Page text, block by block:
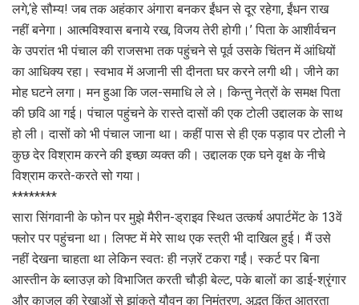
लगे,‘हे सौम्य! जब तक अहंकार अंगारा बनकर ईंधन से दूर रहेगा, ईंधन राख
नहीं बनेगा। आत्मविश्वास बनाये रख, विजय तेरी होगी।’ पिता के आशीर्वचन
के उपरांत भी पंचाल की राजसभा तक पहुंचने से पूर्व उसके चिंतन में आंधियों
का आधिक्य रहा। स्वभाव में अजानी सी दीनता घर करने लगी थी। जीने का
मोह घटने लगा। मन हुआ कि जल-समाधि ले ले। किन्तु नेत्रों के समक्ष पिता
की छवि आ गई। पंचाल पहुंचने के रास्ते दासों की एक टोली उद्दालक के साथ
हो ली। दासों को भी पंचाल जाना था। कहीं पास से ही एक पड़ाव पर टोली ने
कुछ देर विश्राम करने की इच्छा व्यक्त की। उद्दालक एक घने वृक्ष के नीचे
विश्राम करते-करते सो गया।
********
सारा सिंगवानी के फोन पर मुझे मैरीन-ड्राइव स्थित उत्कर्ष अपार्टमेंट के 13वें
फ्लोर पर पहुंचना था। लिफ्ट में मेरे साथ एक स्त्री भी दाखिल हुई। मैं उसे
नहीं देखना चाहता था लेकिन स्वतः ही नज़रें टकरा गईं। स्कर्ट पर बिना
आस्तीन के ब्लाउज़ को विभाजित करती चौड़ी बेल्ट, पके बालों का डाई-श्रृंगार
और काजल की रेखाओं से झांकते यौवन का निमंत्रण, अद्भुत किंतु आतुरता